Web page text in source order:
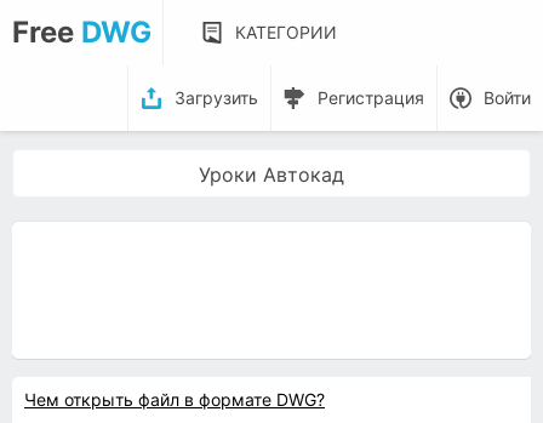
Free DWG КАТЕГОРИИ
Загрузить Регистрация Войти
Уроки Автокад
Чем открыть файл в формате DWG?